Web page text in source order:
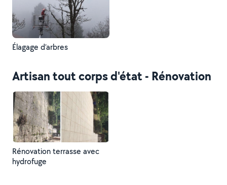
Élagage d’arbres
Artisan tout corps d'état - Rénovation
Rénovation terrasse avec
hydrofuge